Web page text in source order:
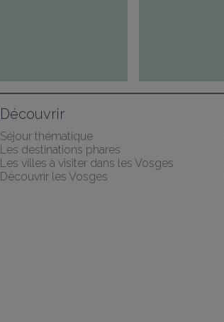
Découvrir
Séjour thématique
Les destinations phares
Les villes à visiter dans les Vosges
Découvrir les Vosges